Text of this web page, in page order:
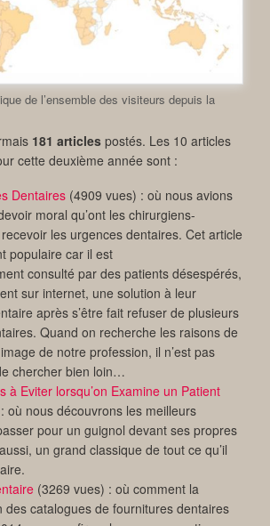
de l’ensemble des visiteurs depuis la
181 articles postés. Les 10 articles
cette deuxième année sont :
Dentaires (4909 vues) : où nous avions
moral qu’ont les chirurgiens-
les urgences dentaires. Cet article
populaire car il est
consulté par des patients désespérés,
sur internet, une solution à leur
après s’être fait refuser de plusieurs
Quand on recherche les raisons de
de notre profession, il n’est pas
chercher bien loin…
à Eviter lorsqu’on Examine un Patient
où nous découvrons les meilleurs
pour un guignol devant ses propres
un grand classique de tout ce qu’il
(3269 vues) : où comment la
des catalogues de fournitures dentaires